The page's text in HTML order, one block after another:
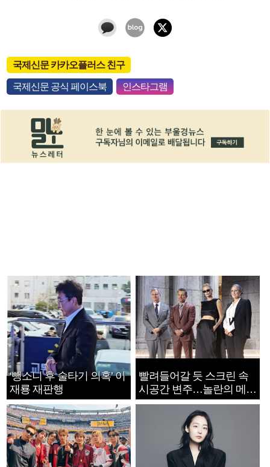
국제신문 카카오플러스 친구
국제신문 공식 페이스북 인스타그램
‘뺑소니 후 술타기 의혹’ 이
재룡 재판행
빨려들어갈 듯 스크린 속
시공간 변주…놀란의 메시
지는 ‘전쟁 속죄’